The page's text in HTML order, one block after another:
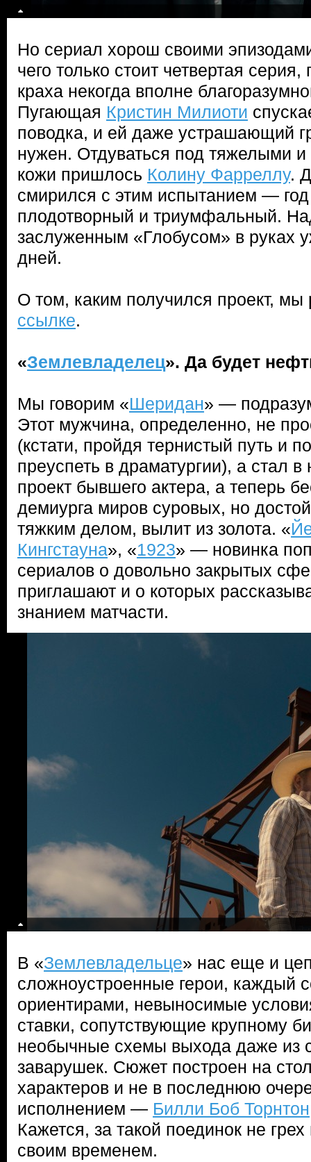
Но сериал хорош своими
чего только стоит четвертая
краха некогда вполне
Пугающая Кристин Милиоти
поводка, и ей даже устрашающий
нужен. Отдуваться под тяжелыми
кожи пришлось Колину Фарреллу.
смирился с этим испытанием —
плодотворный и триумфальный.
заслуженным «Глобусом» в руках
дней.
О том, каким получился проект,
ссылке.
«Землевладелец». Да будет
Мы говорим «Шеридан» —
Этот мужчина, определенно, не
(кстати, пройдя тернистый путь и
преуспеть в драматургии), а стал
проект бывшего актера, а теперь
демиурга миров суровых, но
тяжким делом, вылит из золота. «
Кингстауна», «1923» — новинка
сериалов о довольно закрытых
приглашают и о которых
знанием матчасти.
В «Землевладельце» нас еще и
сложноустроенные герои, каждый
ориентирами, невыносимые
ставки, сопутствующие крупному
необычные схемы выхода даже из
заварушек. Сюжет построен на
характеров и не в последнюю
исполнением — Билли Боб Торнтон
Кажется, за такой поединок не
своим временем.